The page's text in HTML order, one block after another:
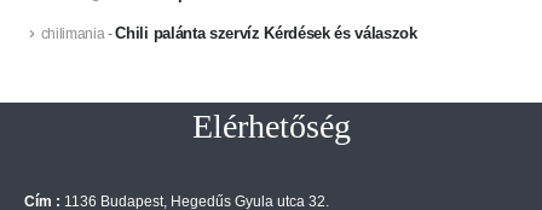
chilimania-Chili palánta szervíz Kérdések és válaszok
Elérhetőség
Cím : 1136 Budapest, Hegedűs Gyula utca 32.